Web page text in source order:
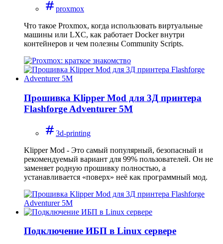
proxmox
Что такое Proxmox, когда использовать виртуальные
машины или LXC, как работает Docker внутри
контейнеров и чем полезны Community Scripts.
Прошивка Klipper Mod для 3Д принтера
Flashforge Adventurer 5M
3d-printing
Klipper Mod - Это самый популярный, безопасный и
рекомендуемый вариант для 99% пользователей. Он не
заменяет родную прошивку полностью, а
устанавливается «поверх» неё как программный мод.
Подключение ИБП в Linux сервере